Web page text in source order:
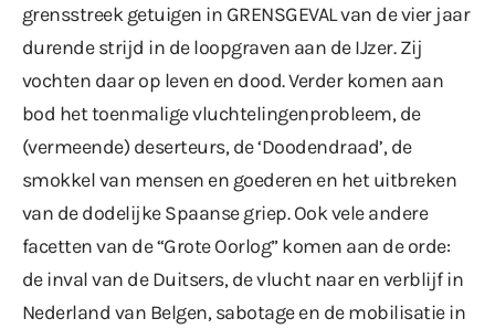
grensstreek getuigen in GRENSGEVAL van de vier jaar
durende strijd in de loopgraven aan de IJzer. Zij
vochten daar op leven en dood. Verder komen aan
bod het toenmalige vluchtelingenprobleem, de
(vermeende) deserteurs, de ‘Doodendraad’, de
smokkel van mensen en goederen en het uitbreken
van de dodelijke Spaanse griep. Ook vele andere
facetten van de “Grote Oorlog” komen aan de orde:
de inval van de Duitsers, de vlucht naar en verblijf in
Nederland van Belgen, sabotage en de mobilisatie in